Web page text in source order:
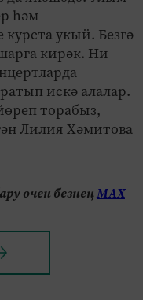
һәм
укый. Безгә
кирәк. Ни
искә алалар.
торабыз,
Лилия Хәмитова
өчен безнеңМАХ